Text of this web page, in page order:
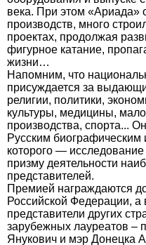
века. При этом «Ариада»
производств, много
проектах, продолжая
фигурное катание,
жизни…
Напомним, что
присуждается за
религии, политики,
культуры, медицины,
производства, спорта...
Русским биографическим
которого — исследование
призму деятельности
представителей.
Премией награждаются
Российской Федерации,
представители других
зарубежных лауреатов –
Янукович и мэр Донецка